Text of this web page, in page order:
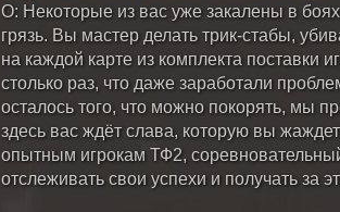
О: Некоторые из вас уже закалены в
грязь. Вы мастер делать трик-стабы,
на каждой карте из комплекта
столько раз, что даже заработали
осталось того, что можно покорять, мы
здесь вас ждёт слава, которую вы
опытным игрокам ТФ2,
отслеживать свои успехи и получать за